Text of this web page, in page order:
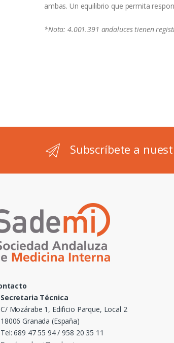
ambas. Un equilibrio que permita
*Nota: 4.001.391 andaluces tienen
Subscríbete a
Secretaria Técnica
C/ Mozárabe 1, Edificio Parque, Local 2
18006 Granada (España)
Tel: 689 47 55 94 / 958 20 35 11